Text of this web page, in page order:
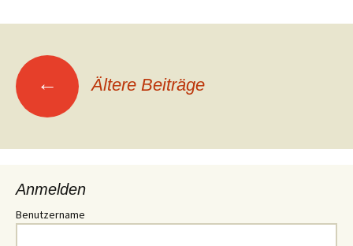
Beitragsnavigation
← Ältere Beiträge
Anmelden
Benutzername